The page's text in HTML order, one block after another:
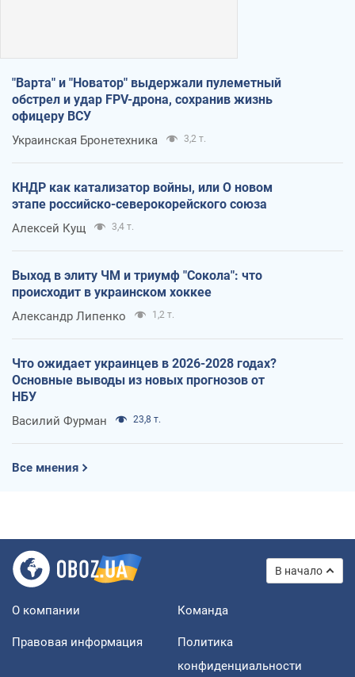
"Варта" и "Новатор" выдержали пулеметный
обстрел и удар FPV-дрона, сохранив жизнь
офицеру ВСУ
Украинская Бронетехника 3,2 т.
КНДР как катализатор войны, или О новом
этапе российско-северокорейского союза
Алексей Кущ 3,4 т.
Выход в элиту ЧМ и триумф "Сокола": что
происходит в украинском хоккее
Александр Липенко 1,2 т.
Что ожидает украинцев в 2026-2028 годах?
Основные выводы из новых прогнозов от
НБУ
Василий Фурман 23,8 т.
Все мнения
В начало
О компании Команда
Правовая информация
Политика
конфиденциальности